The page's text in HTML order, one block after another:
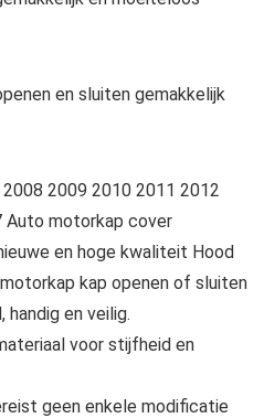
en sluiten gemakkelijk
2008 2009 2010 2011 2012
Auto motorkap cover
en hoge kwaliteit Hood
kap openen of sluiten
en veilig.
voor stijfheid en
geen enkele modificatie